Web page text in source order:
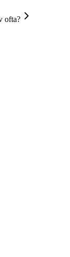
ofta?